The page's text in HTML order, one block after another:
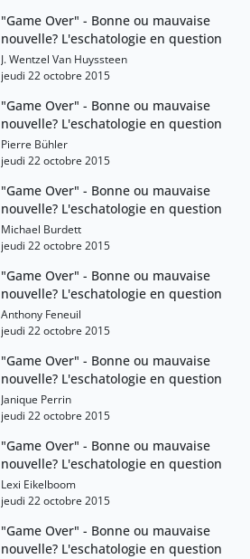
"Game Over" - Bonne ou mauvaise
nouvelle? L'eschatologie en question
J. Wentzel Van Huyssteen
jeudi 22 octobre 2015
"Game Over" - Bonne ou mauvaise
nouvelle? L'eschatologie en question
Pierre Bühler
jeudi 22 octobre 2015
"Game Over" - Bonne ou mauvaise
nouvelle? L'eschatologie en question
Michael Burdett
jeudi 22 octobre 2015
"Game Over" - Bonne ou mauvaise
nouvelle? L'eschatologie en question
Anthony Feneuil
jeudi 22 octobre 2015
"Game Over" - Bonne ou mauvaise
nouvelle? L'eschatologie en question
Janique Perrin
jeudi 22 octobre 2015
"Game Over" - Bonne ou mauvaise
nouvelle? L'eschatologie en question
Lexi Eikelboom
jeudi 22 octobre 2015
"Game Over" - Bonne ou mauvaise
nouvelle? L'eschatologie en question